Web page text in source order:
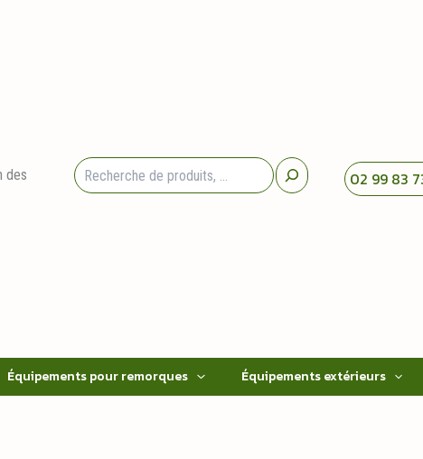
des
02 99 83
Équipements pour remorques Équipements extérieurs